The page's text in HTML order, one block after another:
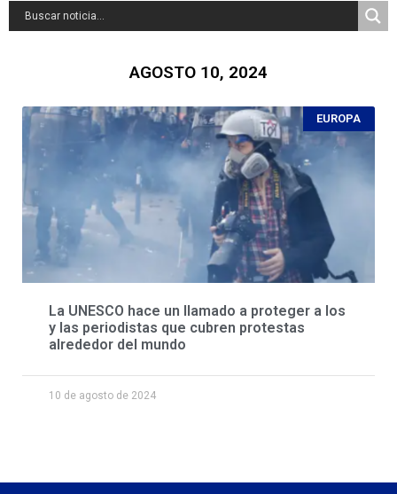
AGOSTO 10, 2024
EUROPA
La UNESCO hace un llamado a proteger a los
y las periodistas que cubren protestas
alrededor del mundo
10 de agosto de 2024